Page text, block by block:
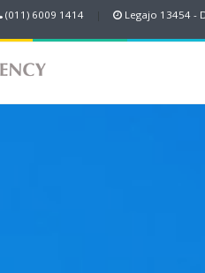
(011) 6009 1414 Legajo 13454 -